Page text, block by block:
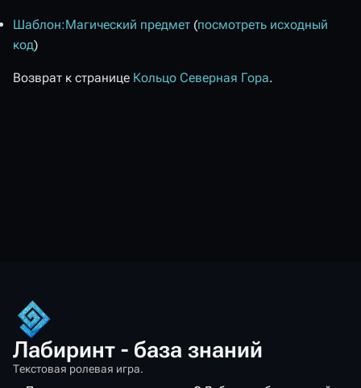
Шаблон:Магический предмет (посмотреть исходный
код)
Возврат к странице Кольцо Северная Гора.
Лабиринт - база знаний
Текстовая ролевая игра.